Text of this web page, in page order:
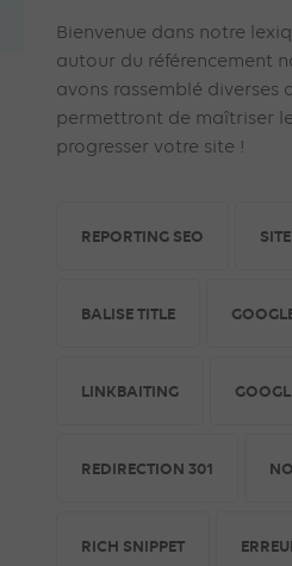
Bienvenue dans notre
autour du référencement
avons rassemblé diverses
permettront de maîtriser
progresser votre site !
REPORTING SEO
BALISE TITLE
LINKBAITING
REDIRECTION 301
RICH SNIPPET